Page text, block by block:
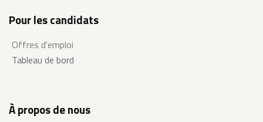
Pour les candidats
Offres d'emploi
Tableau de bord
À propos de nous